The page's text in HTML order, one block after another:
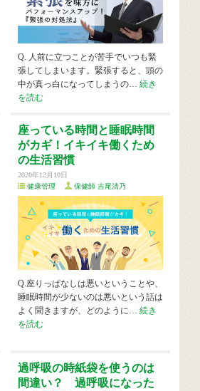
Q. 人前に立つことが苦手でいつも緊
張してしまいます。緊張すると、頭の
中が真っ白になってしまうの… 続き
を読む
座っている時間と睡眠時間
がカギ！イキイキ働くため
の生活習慣
2020年12月10日
健康管理
保健師 吉尾清乃
Q.座りっぱなしは悪いということや、
睡眠時間が少ないのは悪いという話は
よく聞きますが、どのように… 続き
を読む
過呼吸の時紙袋を使うのは
間違い？ 過呼吸になった